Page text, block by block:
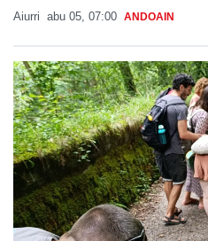
Aiurri abu 05, 07:00 ANDOAIN